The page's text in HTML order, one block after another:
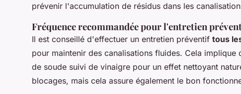
prévenir l'accumulation de résidus dans les
Fréquence recommandée pour l'entretien
Il est conseillé d'effectuer un entretien préventif tous
pour maintenir des canalisations fluides. Cela
de soude suivi de vinaigre pour un effet nettoyant
blocages, mais cela assure également le bon